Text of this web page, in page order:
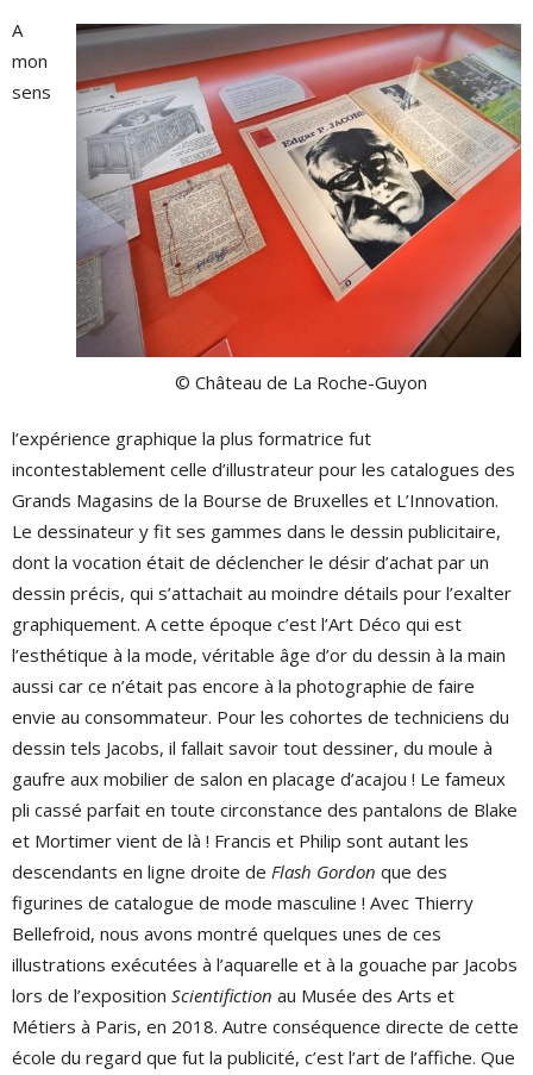
© Château de La Roche-Guyon
A
mon
sens
l’expérience graphique la plus formatrice fut
incontestablement celle d’illustrateur pour les catalogues des
Grands Magasins de la Bourse de Bruxelles et L’Innovation.
Le dessinateur y fit ses gammes dans le dessin publicitaire,
dont la vocation était de déclencher le désir d’achat par un
dessin précis, qui s’attachait au moindre détails pour l’exalter
graphiquement. A cette époque c’est l’Art Déco qui est
l’esthétique à la mode, véritable âge d’or du dessin à la main
aussi car ce n’était pas encore à la photographie de faire
envie au consommateur. Pour les cohortes de techniciens du
dessin tels Jacobs, il fallait savoir tout dessiner, du moule à
gaufre aux mobilier de salon en placage d’acajou ! Le fameux
pli cassé parfait en toute circonstance des pantalons de Blake
et Mortimer vient de là ! Francis et Philip sont autant les
descendants en ligne droite de Flash Gordon que des
figurines de catalogue de mode masculine ! Avec Thierry
Bellefroid, nous avons montré quelques unes de ces
illustrations exécutées à l’aquarelle et à la gouache par Jacobs
lors de l’exposition Scientifiction au Musée des Arts et
Métiers à Paris, en 2018. Autre conséquence directe de cette
école du regard que fut la publicité, c’est l’art de l’affiche. Que